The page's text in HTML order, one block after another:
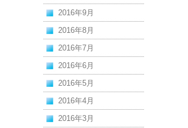
2016年9月
2016年8月
2016年7月
2016年6月
2016年5月
2016年4月
2016年3月